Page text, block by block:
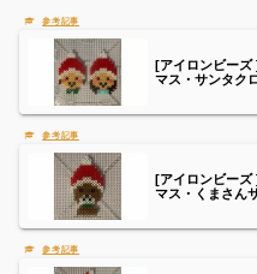
[アイロンビー
マス・サンタク
[アイロンビー
マス・くまさん